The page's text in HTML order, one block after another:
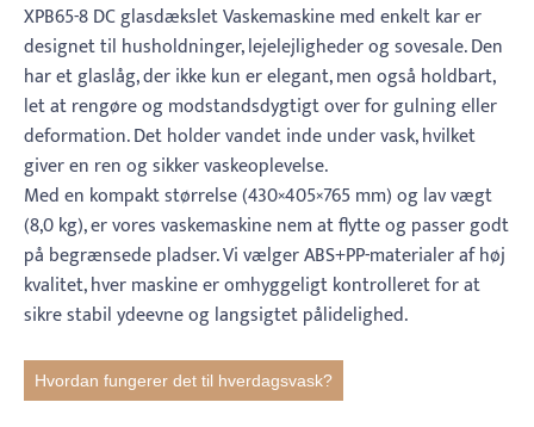
XPB65-8 DC glasdækslet Vaskemaskine med enkelt kar er
designet til husholdninger, lejelejligheder og sovesale. Den
har et glaslåg, der ikke kun er elegant, men også holdbart,
let at rengøre og modstandsdygtigt over for gulning eller
deformation. Det holder vandet inde under vask, hvilket
giver en ren og sikker vaskeoplevelse.
Med en kompakt størrelse (430×405×765 mm) og lav vægt
(8,0 kg), er vores vaskemaskine nem at flytte og passer godt
på begrænsede pladser. Vi vælger ABS+PP-materialer af høj
kvalitet, hver maskine er omhyggeligt kontrolleret for at
sikre stabil ydeevne og langsigtet pålidelighed.
Hvordan fungerer det til hverdagsvask?